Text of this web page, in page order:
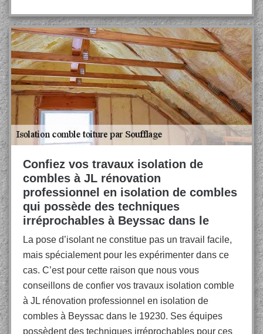
Confiez vos travaux isolation de
combles à JL rénovation
professionnel en isolation de combles
qui possède des techniques
irréprochables à Beyssac dans le
La pose d’isolant ne constitue pas un travail facile,
mais spécialement pour les expérimenter dans ce
cas. C’est pour cette raison que nous vous
conseillons de confier vos travaux isolation comble
à JL rénovation professionnel en isolation de
combles à Beyssac dans le 19230. Ses équipes
possèdent des techniques irréprochables pour ces